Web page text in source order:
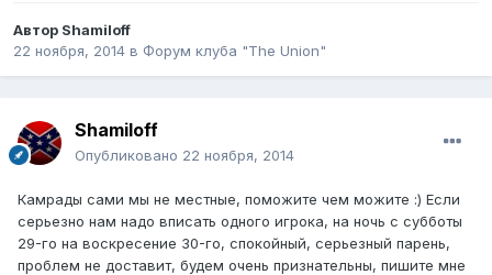
Автор Shamiloff
22 ноября, 2014 в Форум клуба "The Union"
Shamiloff
Опубликовано 22 ноября, 2014
Камрады сами мы не местные, поможите чем можите :) Если
серьезно нам надо вписать одного игрока, на ночь с субботы
29-го на воскресение 30-го, спокойный, серьезный парень,
проблем не доставит, будем очень признательны, пишите мне